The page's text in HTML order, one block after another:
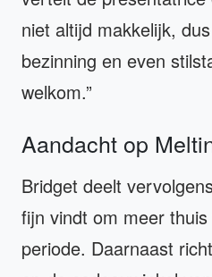
niet altijd makkelijk,
bezinning en even
welkom.”
Aandacht op
Bridget deelt
fijn vindt om meer
periode. Daarnaast